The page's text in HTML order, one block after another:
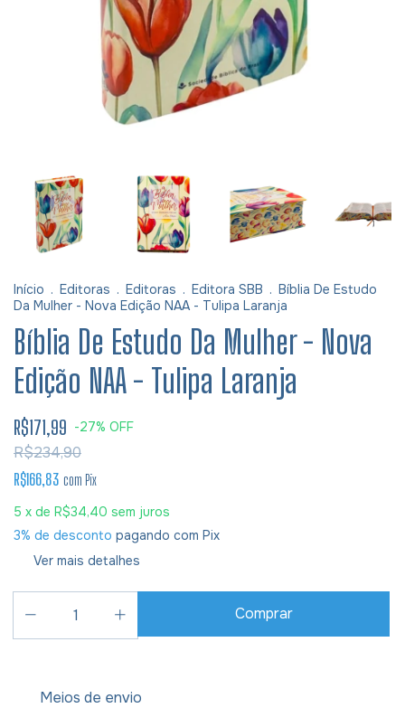
Início . Editoras . Editoras . Editora SBB . Bíblia De Estudo
Da Mulher - Nova Edição NAA - Tulipa Laranja
Bíblia De Estudo Da Mulher - Nova
Edição NAA - Tulipa Laranja
R$171,99 -27% OFF
R$234,90
R$166,83 com Pix
5 x de R$34,40 sem juros
3% de desconto pagando com Pix
Ver mais detalhes
Meios de envio